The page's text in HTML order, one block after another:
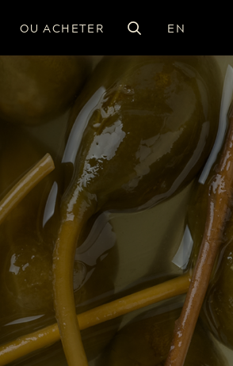
OU ACHETER EN